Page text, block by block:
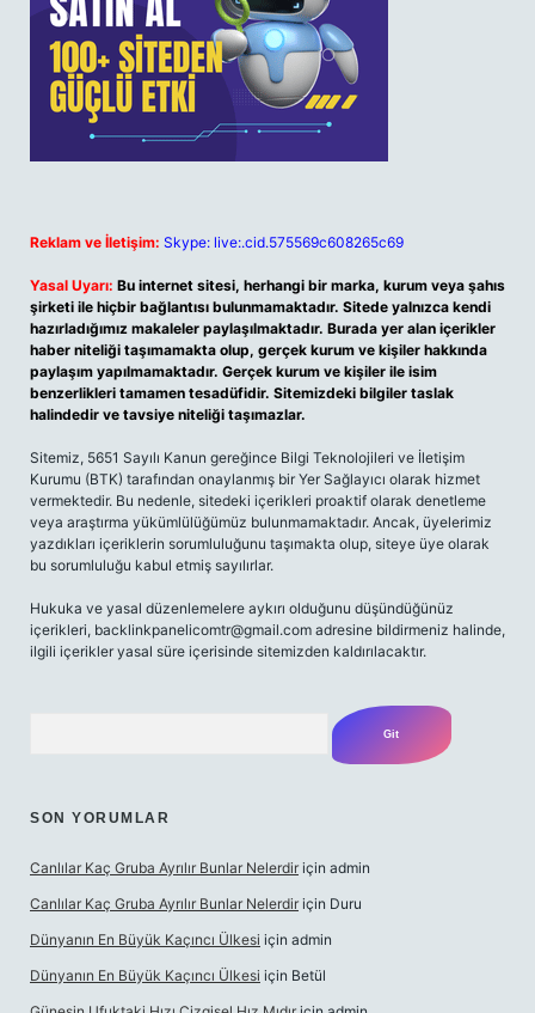
Reklam ve İletişim: Skype: live:.cid.575569c608265c69
Yasal Uyarı: Bu internet sitesi, herhangi bir marka, kurum veya şahıs
şirketi ile hiçbir bağlantısı bulunmamaktadır. Sitede yalnızca kendi
hazırladığımız makaleler paylaşılmaktadır. Burada yer alan içerikler
haber niteliği taşımamakta olup, gerçek kurum ve kişiler hakkında
paylaşım yapılmamaktadır. Gerçek kurum ve kişiler ile isim
benzerlikleri tamamen tesadüfidir. Sitemizdeki bilgiler taslak
halindedir ve tavsiye niteliği taşımazlar.
Sitemiz, 5651 Sayılı Kanun gereğince Bilgi Teknolojileri ve İletişim
Kurumu (BTK) tarafından onaylanmış bir Yer Sağlayıcı olarak hizmet
vermektedir. Bu nedenle, sitedeki içerikleri proaktif olarak denetleme
veya araştırma yükümlülüğümüz bulunmamaktadır. Ancak, üyelerimiz
yazdıkları içeriklerin sorumluluğunu taşımakta olup, siteye üye olarak
bu sorumluluğu kabul etmiş sayılırlar.
Hukuka ve yasal düzenlemelere aykırı olduğunu düşündüğünüz
içerikleri, backlinkpanelicomtr@gmail.com adresine bildirmeniz halinde,
ilgili içerikler yasal süre içerisinde sitemizden kaldırılacaktır.
SON YORUMLAR
Canlılar Kaç Gruba Ayrılır Bunlar Nelerdir için admin
Canlılar Kaç Gruba Ayrılır Bunlar Nelerdir için Duru
Dünyanın En Büyük Kaçıncı Ülkesi için admin
Dünyanın En Büyük Kaçıncı Ülkesi için Betül